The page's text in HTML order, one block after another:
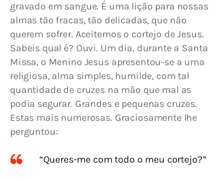
gravado em sangue. É uma lição para nossas
almas tão fracas, tão delicadas, que não
querem sofrer. Aceitemos o cortejo de Jesus.
Sabeis qual é? Ouvi. Um dia, durante a Santa
Missa, o Menino Jesus apresentou-se a uma
religiosa, alma simples, humilde, com tal
quantidade de cruzes na mão que mal as
podia segurar. Grandes e pequenas cruzes.
Estas mais numerosas. Graciosamente lhe
perguntou:
“Queres-me com todo o meu cortejo?”